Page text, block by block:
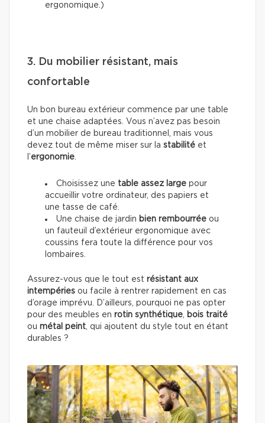
ergonomique.)
3. Du mobilier résistant, mais
confortable
Un bon bureau extérieur commence par une table
et une chaise adaptées. Vous n’avez pas besoin
d’un mobilier de bureau traditionnel, mais vous
devez tout de même miser sur la stabilité et
l’ergonomie
Choisissez une table assez large pour
accueillir votre ordinateur, des papiers et
une tasse de café.
Une chaise de jardin bien rembourrée ou
un fauteuil d’extérieur ergonomique avec
coussins fera toute la différence pour vos
lombaires.
Assurez-vous que le tout est résistant aux
intempéries ou facile à rentrer rapidement en cas
d’orage imprévu. D’ailleurs, pourquoi ne pas opter
pour des meubles en rotin synthétique
bois traité
ou métal peint , qui ajoutent du style tout en étant
durables ?